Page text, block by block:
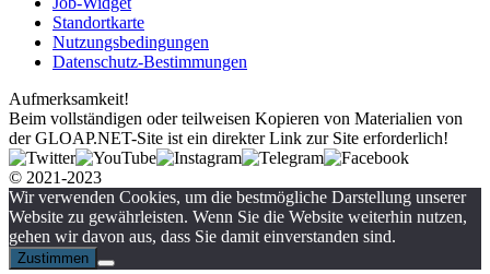
Standortkarte
Nutzungsbedingungen
Datenschutz-Bestimmungen
Aufmerksamkeit!
Beim vollständigen oder teilweisen Kopieren von Materialien von
der GLOAP.NET-Site ist ein direkter Link zur Site erforderlich!
© 2021-2023
Wir verwenden Cookies, um die bestmögliche Darstellung unserer
Website zu gewährleisten. Wenn Sie die Website weiterhin nutzen,
gehen wir davon aus, dass Sie damit einverstanden sind.
Zustimmen